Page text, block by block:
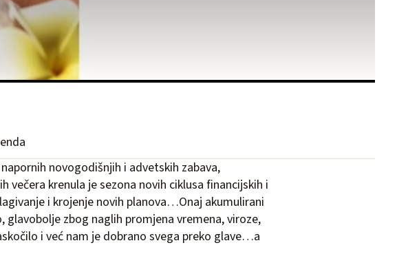
novogodišnjih i advetskih zabava,
večera krenula je sezona novih ciklusa financijskih i
i krojenje novih planova…Onaj akumulirani
zbog naglih promjena vremena, viroze,
i već nam je dobrano svega preko glave…a